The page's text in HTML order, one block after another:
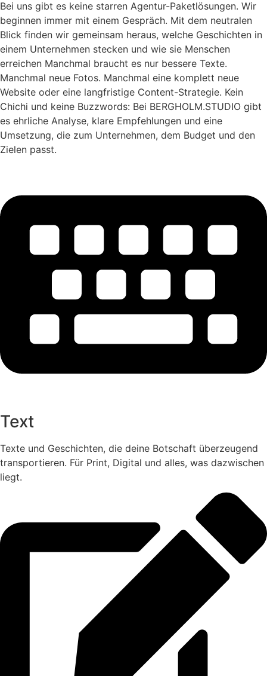
Bei uns gibt es keine starren Agentur-Paketlösungen. Wir
beginnen immer mit einem Gespräch. Mit dem neutralen
Blick finden wir gemeinsam heraus, welche Geschichten in
einem Unternehmen stecken und wie sie Menschen
erreichen Manchmal braucht es nur bessere Texte.
Manchmal neue Fotos. Manchmal eine komplett neue
Website oder eine langfristige Content-Strategie. Kein
Chichi und keine Buzzwords: Bei BERGHOLM.STUDIO gibt
es ehrliche Analyse, klare Empfehlungen und eine
Umsetzung, die zum Unternehmen, dem Budget und den
Zielen passt.
Text
Texte und Geschichten, die deine Botschaft überzeugend
transportieren. Für Print, Digital und alles, was dazwischen
liegt.